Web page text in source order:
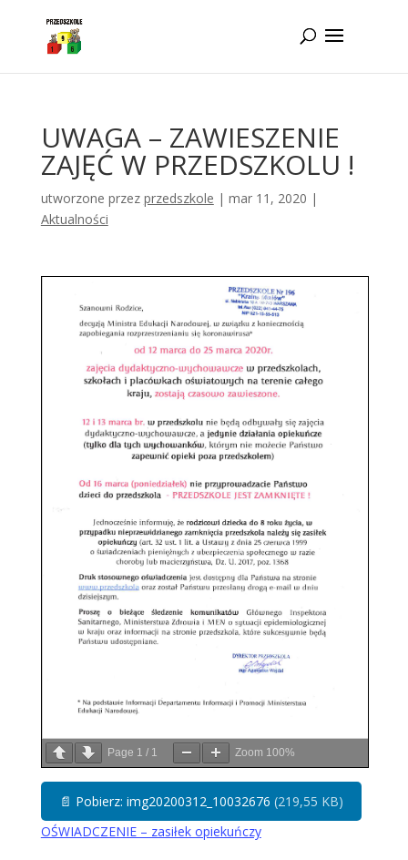
UWAGA – ZAWIESZENIE
ZAJĘĆ W PRZEDSZKOLU !
utworzone przez przedszkole | mar 11, 2020 |
Aktualności
Page 1 / 1 Zoom 100%
📄 Pobierz: img20200312_10032676 (219,55 KB)
OŚWIADCZENIE – zasiłek opiekuńczy